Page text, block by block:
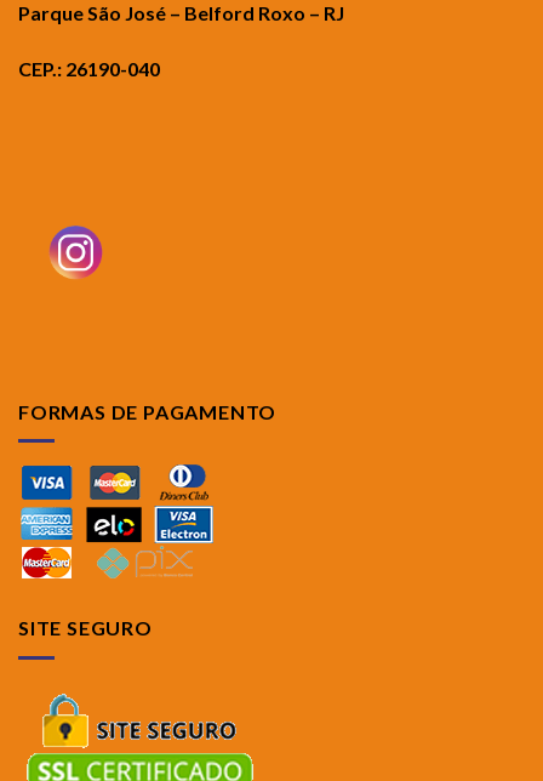
Parque São José – Belford Roxo – RJ
CEP.: 26190-040
FORMAS DE PAGAMENTO
SITE SEGURO